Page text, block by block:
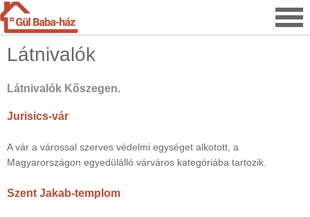
Látnivalók
Látnivalók Kőszegen.
Jurisics-vár
A vár a várossal szerves védelmi egységet alkotott, a
Magyarországon egyedülálló várváros kategóriába tartozik.
Szent Jakab-templom